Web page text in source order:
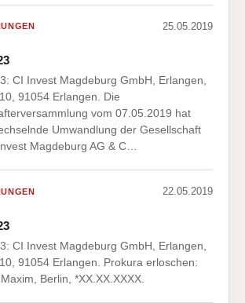
25.05.2019
CI Invest Magdeburg GmbH, Erlangen,
91054 Erlangen. Die
vom 07.05.2019 hat
Umwandlung der Gesellschaft
Magdeburg AG & C…
22.05.2019
CI Invest Magdeburg GmbH, Erlangen,
91054 Erlangen. Prokura erloschen:
Berlin, *XX.XX.XXXX.